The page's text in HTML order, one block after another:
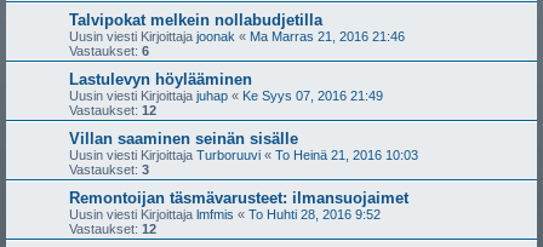
Talvipokat melkein nollabudjetilla
Uusin viesti Kirjoittaja joonak « Ma Marras 21, 2016 21:46
Vastaukset: 6
Lastulevyn höylääminen
Uusin viesti Kirjoittaja juhap « Ke Syys 07, 2016 21:49
Vastaukset: 12
Villan saaminen seinän sisälle
Uusin viesti Kirjoittaja Turboruuvi « To Heinä 21, 2016 10:03
Vastaukset: 3
Remontoijan täsmävarusteet: ilmansuojaimet
Uusin viesti Kirjoittaja lmfmis « To Huhti 28, 2016 9:52
Vastaukset: 12